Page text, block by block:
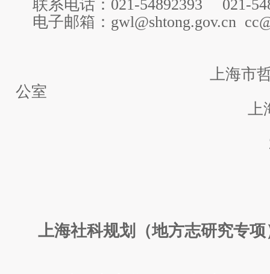
联系电话：021-54892393 021-
电子邮箱：gwl@shtong.gov.cn
上海市哲学社会
公室
上海市地方
2017年3
上海社科规划（地方志研究专